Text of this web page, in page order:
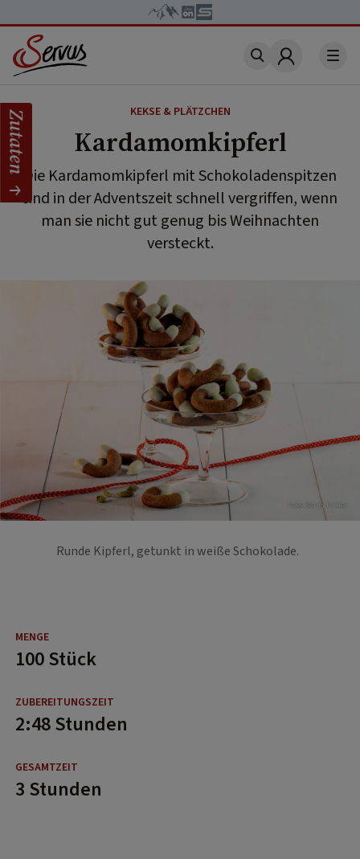
Account
KEKSE & PLÄTZCHEN
Kardamomkipferl
Die Kardamomkipferl mit Schokoladenspitzen
sind in der Adventszeit schnell vergriffen, wenn
man sie nicht gut genug bis Weihnachten
versteckt.
Foto: Sonja Priller
Runde Kipferl, getunkt in weiße Schokolade.
100 Stück
2:48 Stunden
3 Stunden
Zutaten